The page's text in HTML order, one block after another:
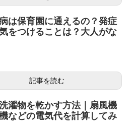
は保育園に通えるの？発症
をつけることは？大人がな
記事を読む
濯物を乾かす方法｜扇風機
などの電気代を計算してみ